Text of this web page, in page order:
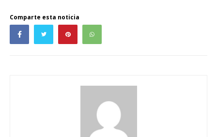
Comparte esta noticia